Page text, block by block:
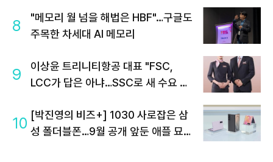
8
"메모리 월 넘을 해법은 HBF"…구글도
주목한 차세대 AI 메모리
9
이상윤 트리니티항공 대표 "FSC,
LCC가 답은 아냐…SSC로 새 수요 창
10 [박진영의 비즈+] 1030 사로잡은 삼
성 폴더블폰…9월 공개 앞둔 애플 묘수